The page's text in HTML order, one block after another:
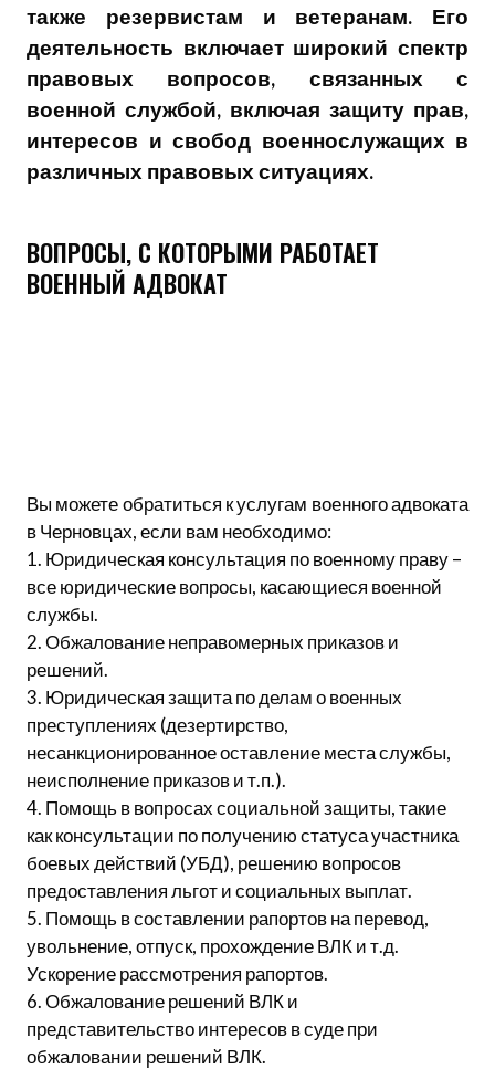
также резервистам и ветеранам. Его
деятельность включает широкий спектр
правовых вопросов, связанных с
военной службой, включая защиту прав,
интересов и свобод военнослужащих в
различных правовых ситуациях.
ВОПРОСЫ, С КОТОРЫМИ РАБОТАЕТ
ВОЕННЫЙ АДВОКАТ
Вы можете обратиться к услугам военного адвоката
в Черновцах, если вам необходимо:
1. Юридическая консультация по военному праву –
все юридические вопросы, касающиеся военной
службы.
2. Обжалование неправомерных приказов и
решений.
3. Юридическая защита по делам о военных
преступлениях (дезертирство,
несанкционированное оставление места службы,
неисполнение приказов и т.п.).
4. Помощь в вопросах социальной защиты, такие
как консультации по получению статуса участника
боевых действий (УБД), решению вопросов
предоставления льгот и социальных выплат.
5. Помощь в составлении рапортов на перевод,
увольнение, отпуск, прохождение ВЛК и т.д.
Ускорение рассмотрения рапортов.
6. Обжалование решений ВЛК и
представительство интересов в суде при
обжаловании решений ВЛК.